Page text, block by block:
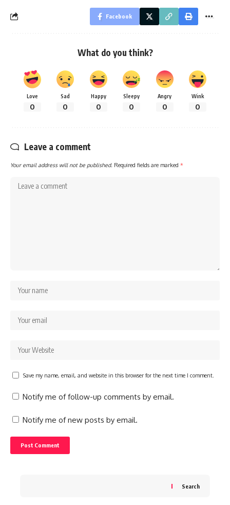
Facebook
What do you think?
Love
0
Sad
0
Happy
0
Sleepy
0
Angry
0
Wink
0
Leave a comment
Your email address will not be published. Required fields are marked *
Save my name, email, and website in this browser for the next time I comment.
Notify me of follow-up comments by email.
Notify me of new posts by email.
Search